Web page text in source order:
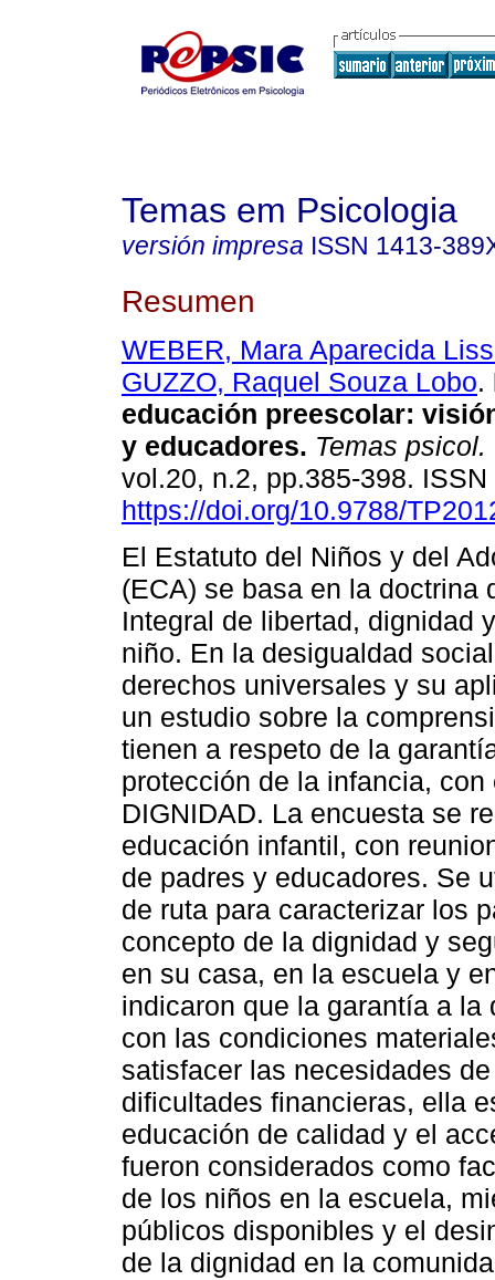
Temas em Psicologia
versión impresa ISSN 1413-
Resumen
WEBER, Mara Aparecida
GUZZO, Raquel Souza Lobo.
educación preescolar:
y educadores. Temas psicol.
vol.20, n.2, pp.385-398.
https://doi.org/10.9788/
El Estatuto del Niños y del
(ECA) se basa en la doctrina
Integral de libertad, dignidad
niño. En la desigualdad
derechos universales y su
un estudio sobre la
tienen a respeto de la
protección de la infancia,
DIGNIDAD. La encuesta se
educación infantil, con
de padres y educadores. Se
de ruta para caracterizar los
concepto de la dignidad y
en su casa, en la escuela y
indicaron que la garantía a
con las condiciones
satisfacer las necesidades
dificultades financieras, ella
educación de calidad y el
fueron considerados como
de los niños en la escuela,
públicos disponibles y el
de la dignidad en la